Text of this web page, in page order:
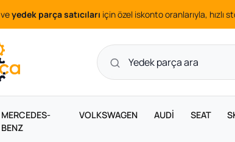
veyedek parça satıcıları için özel iskonto oranlarıyla, hızlı
MERCEDES-
BENZ
VOLKSWAGEN AUDİ SEAT